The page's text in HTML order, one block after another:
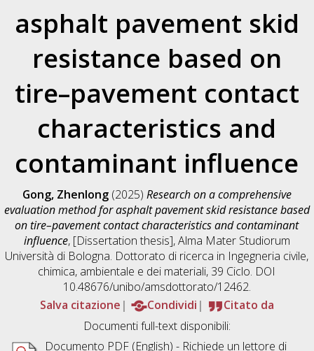
asphalt pavement skid
resistance based on
tire–pavement contact
characteristics and
contaminant influence
Gong, Zhenlong(2025) Research on a comprehensive
evaluation method for asphalt pavement skid resistance based
on tire–pavement contact characteristics and contaminant
influence, [Dissertation thesis], Alma Mater Studiorum
Università di Bologna. Dottorato di ricerca in Ingegneria civile,
chimica, ambientale e dei materiali, 39 Ciclo. DOI
10.48676/unibo/amsdottorato/12462.
Salva citazione
Condividi
Citato da
Documenti full-text disponibili:
Documento PDF(English) - Richiede un lettore di